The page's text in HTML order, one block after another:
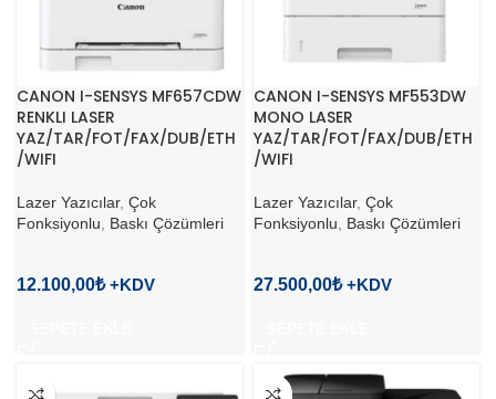
CANON I-SENSYS MF657CDW
RENKLI LASER
YAZ/TAR/FOT/FAX/DUB/ETH
/WIFI
Lazer Yazıcılar, Çok
Fonksiyonlu
Baskı Çözümleri
12.100,00₺
CANON I-SENSYS MF553DW
MONO LASER
YAZ/TAR/FOT/FAX/DUB/ETH
/WIFI
Lazer Yazıcılar, Çok
Fonksiyonlu
Baskı Çözümleri
27.500,00₺